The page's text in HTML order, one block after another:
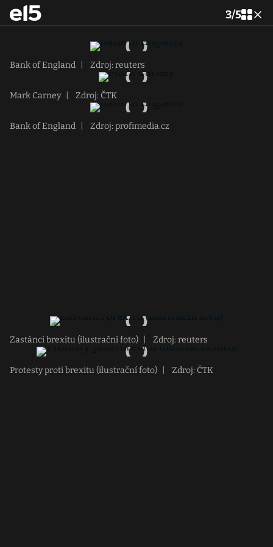
3/5
Bank of England Zdroj: reuters
Mark Carney Zdroj: ČTK
Bank of England Zdroj: profimedia.cz
Zastánci brexitu (ilustrační foto) Zdroj: reuters
Protesty proti brexitu (ilustrační foto) Zdroj: ČTK